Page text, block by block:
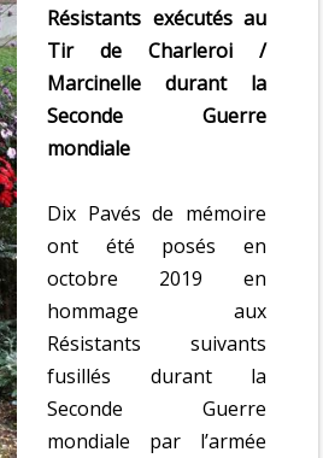
Résistants exécutés au
Tir de Charleroi /
Marcinelle durant la
Seconde Guerre
mondiale
Dix Pavés de mémoire
ont été posés en
octobre 2019 en
hommage aux
Résistants suivants
fusillés durant la
Seconde Guerre
mondiale par l’armée